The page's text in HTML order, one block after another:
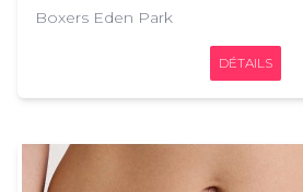
Boxers Eden Park
DÉTAILS